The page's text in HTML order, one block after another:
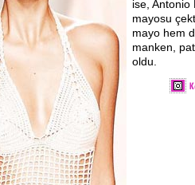
ise, Antonio
mayosu
mayo hem
manken,
oldu.